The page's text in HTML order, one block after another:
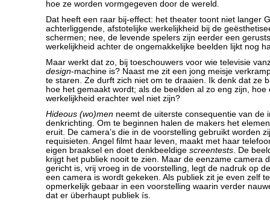
hoe ze worden vormgegeven door de wereld.
Dat heeft een raar bij-effect: het theater toont niet langer
achterliggende, afstotelijke werkelijkheid bij de
schermen; nee, de levende spelers zijn eerder een
werkelijkheid achter de ongemakkelijke beelden lijkt nog
Maar werkt dat zo, bij toeschouwers voor wie televisie
design-machine is? Naast me zit een jong meisje
te staren. Ze durft zich niet om te draaien. Ik denk dat ze
hoe het gemaakt wordt; als de beelden al zo eng zijn, hoe
werkelijkheid erachter wel niet zijn?
Hideous (wo)men neemt de uiterste consequentie van de
denkrichting. Om te beginnen halen de makers het
eruit. De camera’s die in de voorstelling gebruikt worden
requisieten. Angel filmt haar leven, maakt met haar
eigen braaksel en doet denkbeeldige screentests. De
krijgt het publiek nooit te zien. Maar de eenzame camera
gericht is, vrij vroeg in de voorstelling, legt de nadruk op
een camera is wordt gekeken. Als publiek zit je even zelf
opmerkelijk gebaar in een voorstelling waarin verder
dat er überhaupt publiek ís.